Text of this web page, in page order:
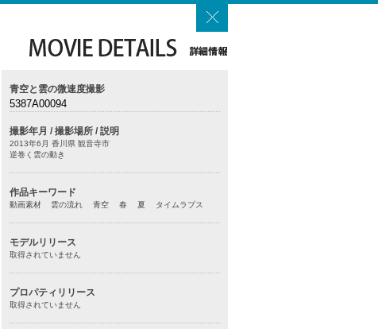
青空と雲の微速度撮影
5387A00094
撮影年月 / 撮影場所 / 説明
2013年6月 香川県 観音寺市
逆巻く雲の動き
作品キーワード
動画素材 雲の流れ 青空 春 夏 タイムラプス
モデルリリース
取得されていません
プロパティリリース
取得されていません